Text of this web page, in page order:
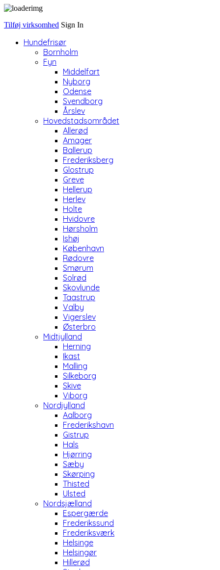
Tilføj virksomhed Sign In
Hundefrisør
Bornholm
Fyn
Middelfart
Nyborg
Odense
Svendborg
Årslev
Hovedstadsområdet
Allerød
Amager
Ballerup
Frederiksberg
Glostrup
Greve
Hellerup
Herlev
Holte
Hvidovre
Hørsholm
Ishøj
København
Rødovre
Smørum
Solrød
Skovlunde
Taastrup
Valby
Vigerslev
Østerbro
Midtjylland
Herning
Ikast
Malling
Silkeborg
Skive
Viborg
Nordjylland
Aalborg
Frederikshavn
Gistrup
Hals
Hjørring
Sæby
Skørping
Thisted
Ulsted
Nordsjælland
Espergærde
Frederikssund
Frederiksværk
Helsinge
Helsingør
Hillerød